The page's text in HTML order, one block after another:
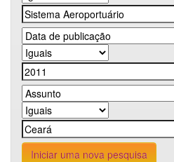
Iniciar uma nova pesquisa